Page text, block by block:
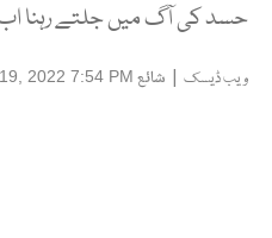
حسد کی آگ میں جلتے رہنا
ویب ڈیسک | شائع 2022 7:54 PM